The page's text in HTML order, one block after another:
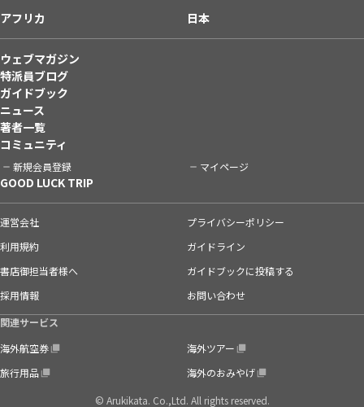
アフリカ
日本
ウェブマガジン
特派員ブログ
ガイドブック
ニュース
著者一覧
コミュニティ
新規会員登録 マイページ
GOOD LUCK TRIP
運営会社
プライバシーポリシー
利用規約
ガイドライン
書店御担当者様へ
ガイドブックに投稿する
採用情報
お問い合わせ
関連サービス
海外航空券
海外ツアー
旅行用品
海外のおみやげ
© Arukikata. Co.,Ltd. All rights reserved.